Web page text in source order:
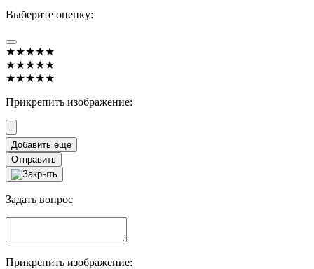
Выберите оценку:
★★★★★
★★★★★
★★★★★
Прикрепить изображение:
Отправить
Задать вопрос
Прикрепить изображение: